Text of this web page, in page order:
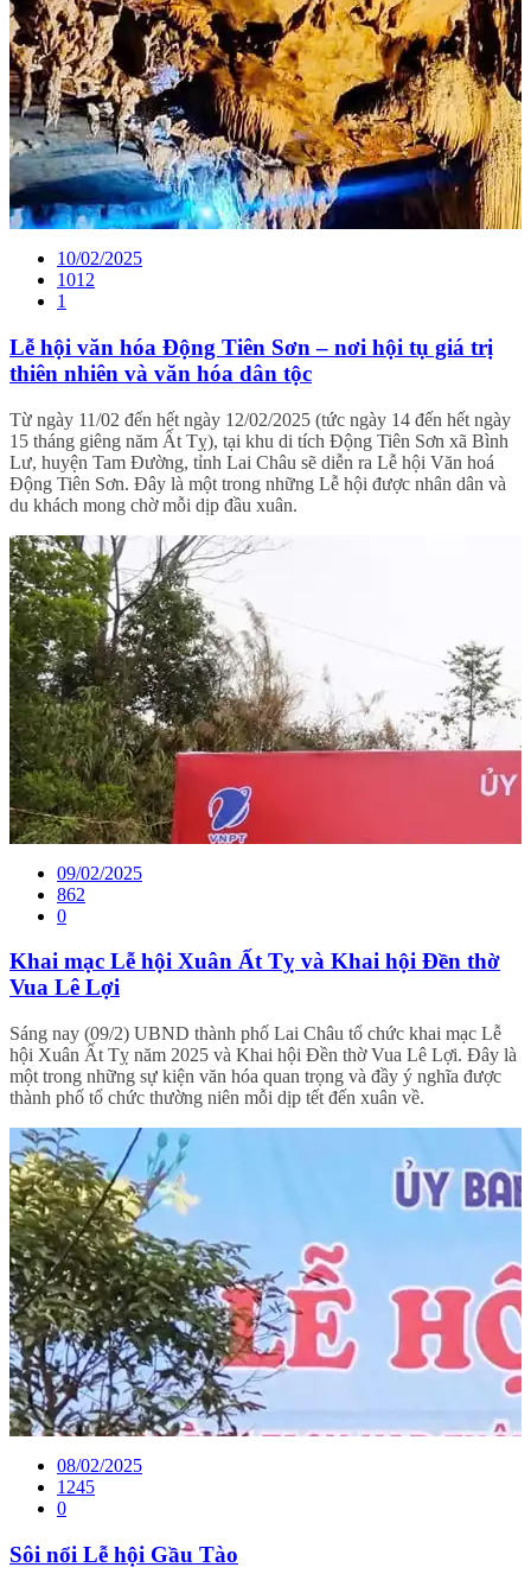
10/02/2025
1012
1
Lễ hội văn hóa Động Tiên Sơn – nơi hội tụ giá trị
thiên nhiên và văn hóa dân tộc
Từ ngày 11/02 đến hết ngày 12/02/2025 (tức ngày 14 đến hết ngày
15 tháng giêng năm Ất Tỵ), tại khu di tích Động Tiên Sơn xã Bình
Lư, huyện Tam Đường, tỉnh Lai Châu sẽ diễn ra Lễ hội Văn hoá
Động Tiên Sơn. Đây là một trong những Lễ hội được nhân dân và
du khách mong chờ mỗi dịp đầu xuân.
09/02/2025
862
0
Khai mạc Lễ hội Xuân Ất Tỵ và Khai hội Đền thờ
Vua Lê Lợi
Sáng nay (09/2) UBND thành phố Lai Châu tổ chức khai mạc Lễ
hội Xuân Ất Tỵ năm 2025 và Khai hội Đền thờ Vua Lê Lợi. Đây là
một trong những sự kiện văn hóa quan trọng và đầy ý nghĩa được
thành phố tổ chức thường niên mỗi dịp tết đến xuân về.
08/02/2025
1245
0
Sôi nổi Lễ hội Gầu Tào